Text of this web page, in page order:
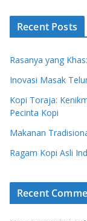
Recent Posts
Rasanya yang
Inovasi Masak
Kopi Toraja:
Pecinta Kopi
Makanan
Ragam Kopi Asli
Recent